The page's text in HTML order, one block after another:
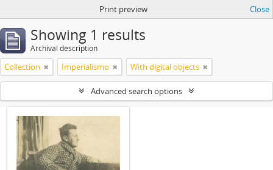
Print preview Close
Showing 1 results
Archival description
Collection Imperialismo With digital objects
Advanced search options